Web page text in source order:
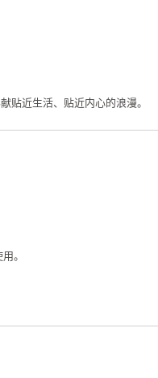
贴近生活、贴近内心的浪漫。
。